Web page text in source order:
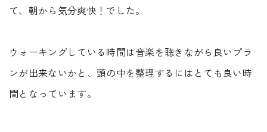
て、朝から気分爽快！でした。
ウォーキングしている時間は音楽を聴きながら良いプラ
ンが出来ないかと、頭の中を整理するにはとても良い時
間となっています。